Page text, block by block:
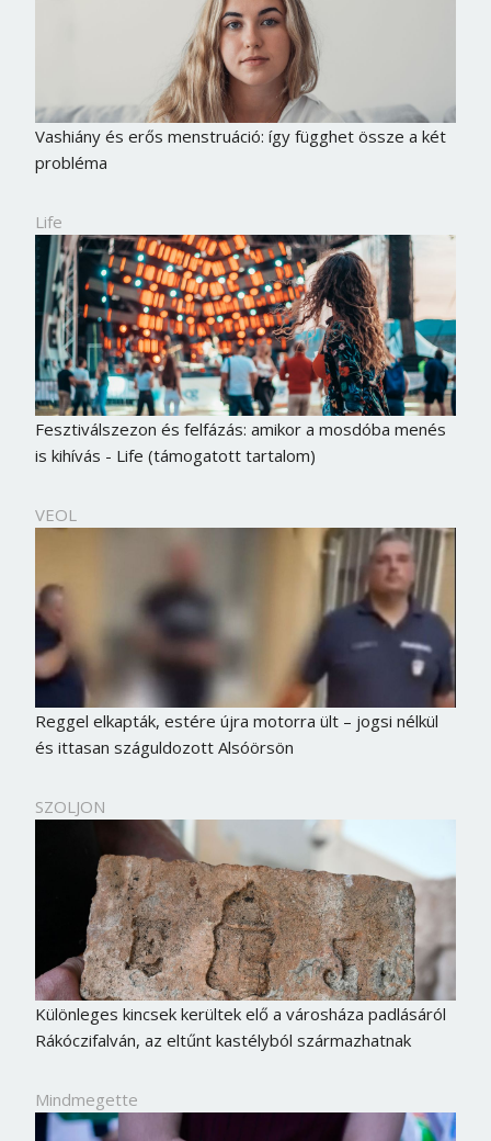
Vashiány és erős menstruáció: így függhet össze a két
probléma
Life
Fesztiválszezon és felfázás: amikor a mosdóba menés
is kihívás - Life (támogatott tartalom)
VEOL
Reggel elkapták, estére újra motorra ült – jogsi nélkül
és ittasan száguldozott Alsóörsön
SZOLJON
Különleges kincsek kerültek elő a városháza padlásáról
Rákóczifalván, az eltűnt kastélyból származhatnak
Mindmegette
Borsonline bejelentkezés